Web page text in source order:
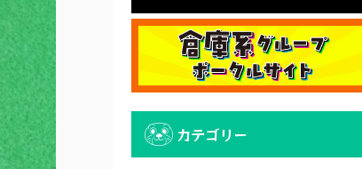
カテゴリー